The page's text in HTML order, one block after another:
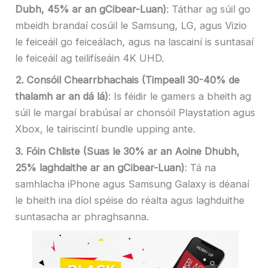
Dubh, 45% ar an gCibear-Luan): Táthar ag súil go
mbeidh brandaí cosúil le Samsung, LG, agus Vizio
le feiceáil go feiceálach, agus na lascainí is suntasaí
le feiceáil ag teilifíseáin 4K UHD.
2. Consóil Chearrbhachais (Timpeall 30-40% de
thalamh ar an dá lá): Is féidir le gamers a bheith ag
súil le margaí brabúsaí ar chonsóil Playstation agus
Xbox, le tairiscintí bundle upping ante.
3. Fóin Chliste (Suas le 30% ar an Aoine Dhubh,
25% laghdaithe ar an gCibear-Luan): Tá na
samhlacha iPhone agus Samsung Galaxy is déanaí
le bheith ina díol spéise do réalta agus laghduithe
suntasacha ar phraghsanna.